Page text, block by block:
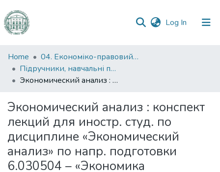
Log In (current)
Communities
&
Collections
Statistics
Home
04. Економіко-правовий факультет
Підручники, навчальні посібники та інші науково- та навчально-методичні праці ЕПФ
Экономический анализ : конспект лекций для иностр. студ. по дисциплине «Экономический анализ» по напр. подготовки 6.030504 – «Экономика предприятия»
Экономический анализ : конспект
лекций для иностр. студ. по
дисциплине «Экономический
анализ» по напр. подготовки
6.030504 – «Экономика